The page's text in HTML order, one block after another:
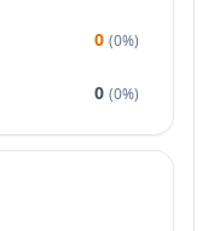
0 (0%)
0 (0%)